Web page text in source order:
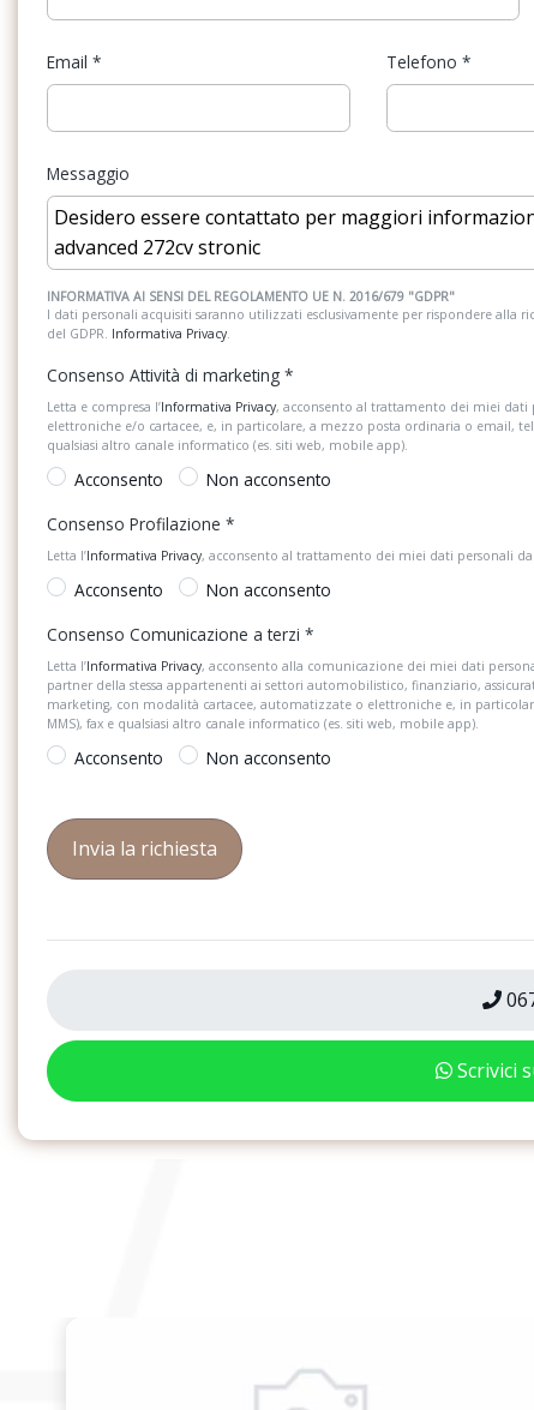
Email * Telefono *
Messaggio
INFORMATIVA AI SENSI DEL REGOLAMENTO UE N. 2016/679 "GDPR"
I dati personali acquisiti saranno utilizzati esclusivamente per rispondere alla
del GDPR. Informativa Privacy.
Consenso Attività di marketing *
Letta e compresa l’Informativa Privacy, acconsento al trattamento dei miei
elettroniche e/o cartacee, e, in particolare, a mezzo posta ordinaria o email,
qualsiasi altro canale informatico (es. siti web, mobile app).
Acconsento
Non acconsento
Consenso Profilazione *
Letta l’Informativa Privacy, acconsento al trattamento dei miei dati personali
Acconsento
Non acconsento
Consenso Comunicazione a terzi *
Letta l’Informativa Privacy, acconsento alla comunicazione dei miei dati
partner della stessa appartenenti ai settori automobilistico, finanziario,
marketing, con modalità cartacee, automatizzate o elettroniche e, in
MMS), fax e qualsiasi altro canale informatico (es. siti web, mobile app).
Acconsento Non acconsento
Scrivici